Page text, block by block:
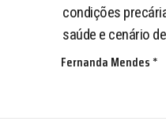
condições
saúde e cenário
Fernanda Mendes *